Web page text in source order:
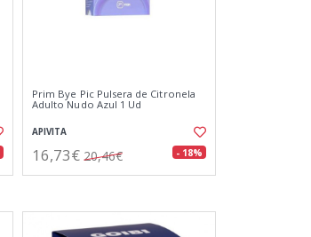
Prim Bye Pic Pulsera de Citronela
Adulto Nudo Azul 1 Ud
APIVITA
16,73€ 20,46€ - 18%